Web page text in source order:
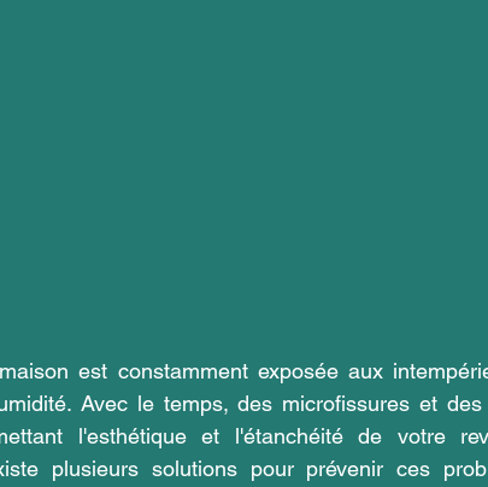
est constamment exposée aux
Avec le temps, des microfissures et
l'esthétique et l'étanchéité de votre
plusieurs solutions pour prévenir ces